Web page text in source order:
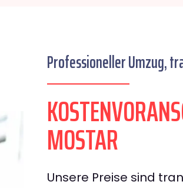
Professioneller Umzug,
MOSTAR
Unsere Preise sind